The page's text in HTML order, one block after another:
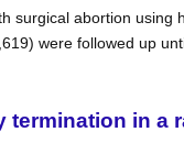
abortion
were followed up
in a